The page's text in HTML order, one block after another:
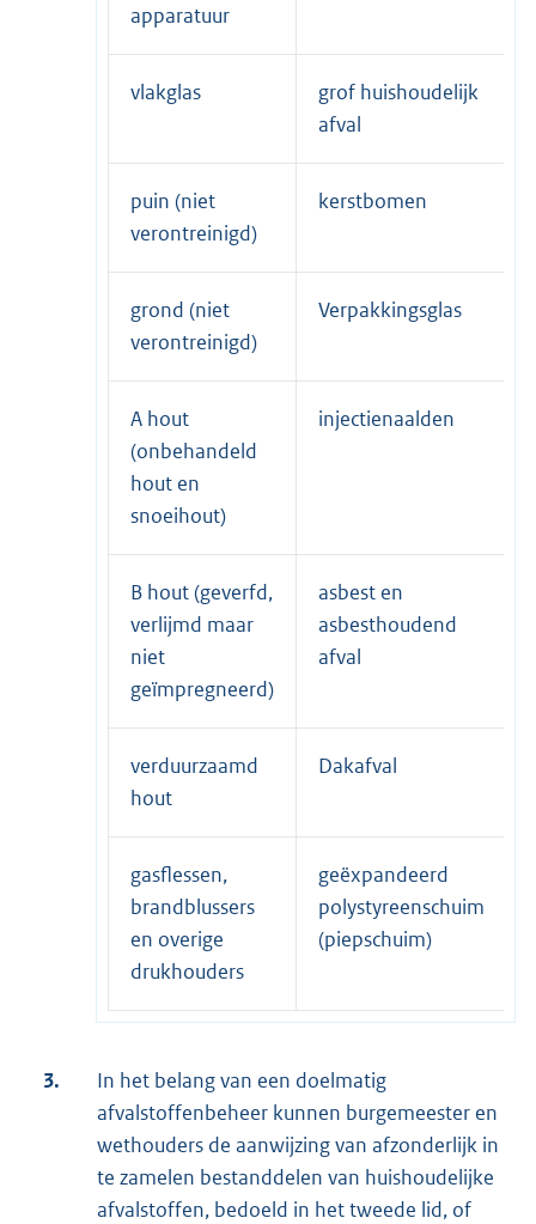
apparatuur
vlakglas
grof huishoudelijk
afval
puin (niet
verontreinigd)
kerstbomen
grond (niet
verontreinigd)
Verpakkingsglas
A hout
(onbehandeld
hout en
snoeihout)
injectienaalden
B hout (geverfd,
verlijmd maar
niet
geïmpregneerd)
asbest en
asbesthoudend
afval
verduurzaamd
hout
Dakafval
gasflessen,
brandblussers
en overige
drukhouders
geëxpandeerd
polystyreenschuim
(piepschuim)
3.
In het belang van een doelmatig
afvalstoffenbeheer kunnen burgemeester en
wethouders de aanwijzing van afzonderlijk in
te zamelen bestanddelen van huishoudelijke
afvalstoffen, bedoeld in het tweede lid, of